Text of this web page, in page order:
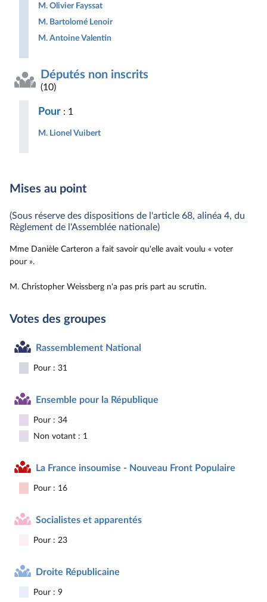
M. Olivier Fayssat
M. Bartolomé Lenoir
M. Antoine Valentin
Députés non inscrits
(10)
Pour : 1
M. Lionel Vuibert
Mises au point
(Sous réserve des dispositions de l'article 68, alinéa 4, du
Règlement de l'Assemblée nationale)
Mme Danièle Carteron a fait savoir qu'elle avait voulu « voter
pour ».
M. Christopher Weissberg n'a pas pris part au scrutin.
Votes des groupes
Rassemblement National
Pour : 31
Ensemble pour la République
Pour : 34
Non votant : 1
La France insoumise - Nouveau Front Populaire
Pour : 16
Socialistes et apparentés
Pour : 23
Droite Républicaine
Pour : 9